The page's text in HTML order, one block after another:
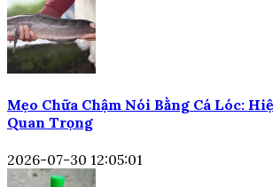
Mẹo Chữa Chậm Nói Bằng Cá Lóc:
Quan Trọng
2026-07-30 12:05:01